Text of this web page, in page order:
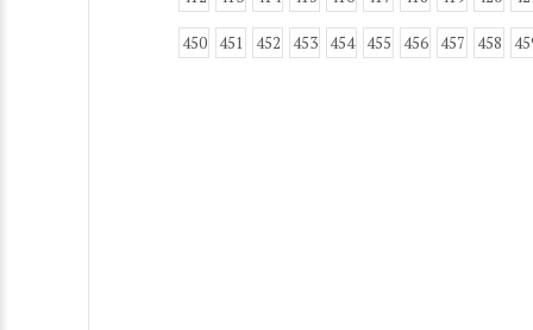
450 451 452 453 454 455 456 457 458